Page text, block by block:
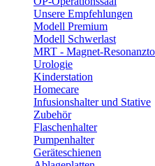
Unsere Empfehlungen
Modell Premium
Modell Schwerlast
MRT - Magnet-
Urologie
Kinderstation
Homecare
Infusionshalter und Stative
Zubehör
Flaschenhalter
Pumpenhalter
Geräteschienen